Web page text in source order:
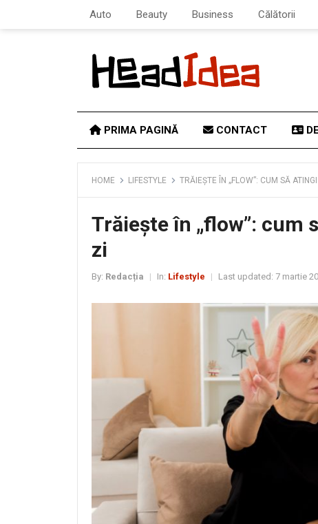
Auto Beauty Business Călătorii
PRIMA PAGINĂ CONTACT
HOME LIFESTYLE TRĂIEȘTE ÎN „FLOW”: CUM SĂ
Trăiește în „flow”: cum
zi
By: Redacția In: Lifestyle Last updated: 7 martie